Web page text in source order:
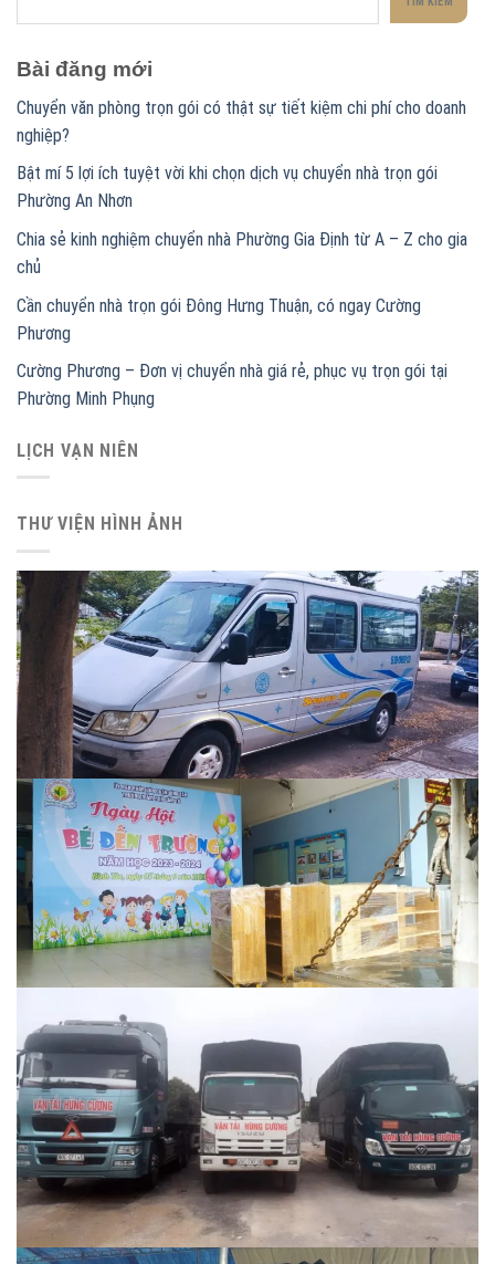
Bài đăng mới
Chuyển văn phòng trọn gói có thật sự tiết kiệm chi phí cho doanh
nghiệp?
Bật mí 5 lợi ích tuyệt vời khi chọn dịch vụ chuyển nhà trọn gói
Phường An Nhơn
Chia sẻ kinh nghiệm chuyển nhà Phường Gia Định từ A – Z cho gia
chủ
Cần chuyển nhà trọn gói Đông Hưng Thuận, có ngay Cường
Phương
Cường Phương – Đơn vị chuyển nhà giá rẻ, phục vụ trọn gói tại
Phường Minh Phụng
LỊCH VẠN NIÊN
THƯ VIỆN HÌNH ẢNH